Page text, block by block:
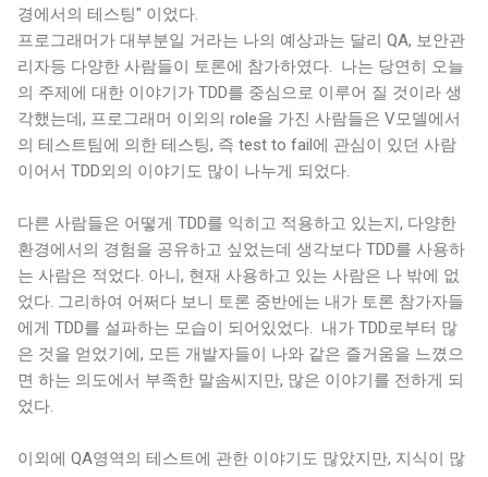
경에서의 테스팅" 이었다.
프로그래머가 대부분일 거라는 나의 예상과는 달리 QA, 보안관
리자등 다양한 사람들이 토론에 참가하였다. 나는 당연히 오늘
의 주제에 대한 이야기가 TDD를 중심으로 이루어 질 것이라 생
각했는데, 프로그래머 이외의 role을 가진 사람들은 V모델에서
의 테스트팀에 의한 테스팅, 즉 test to fail에 관심이 있던 사람
이어서 TDD외의 이야기도 많이 나누게 되었다.
다른 사람들은 어떻게 TDD를 익히고 적용하고 있는지, 다양한
환경에서의 경험을 공유하고 싶었는데 생각보다 TDD를 사용하
는 사람은 적었다. 아니, 현재 사용하고 있는 사람은 나 밖에 없
었다. 그리하여 어쩌다 보니 토론 중반에는 내가 토론 참가자들
에게 TDD를 설파하는 모습이 되어있었다. 내가 TDD로부터 많
은 것을 얻었기에, 모든 개발자들이 나와 같은 즐거움을 느꼈으
면 하는 의도에서 부족한 말솜씨지만, 많은 이야기를 전하게 되
었다.
이외에 QA영역의 테스트에 관한 이야기도 많았지만, 지식이 많